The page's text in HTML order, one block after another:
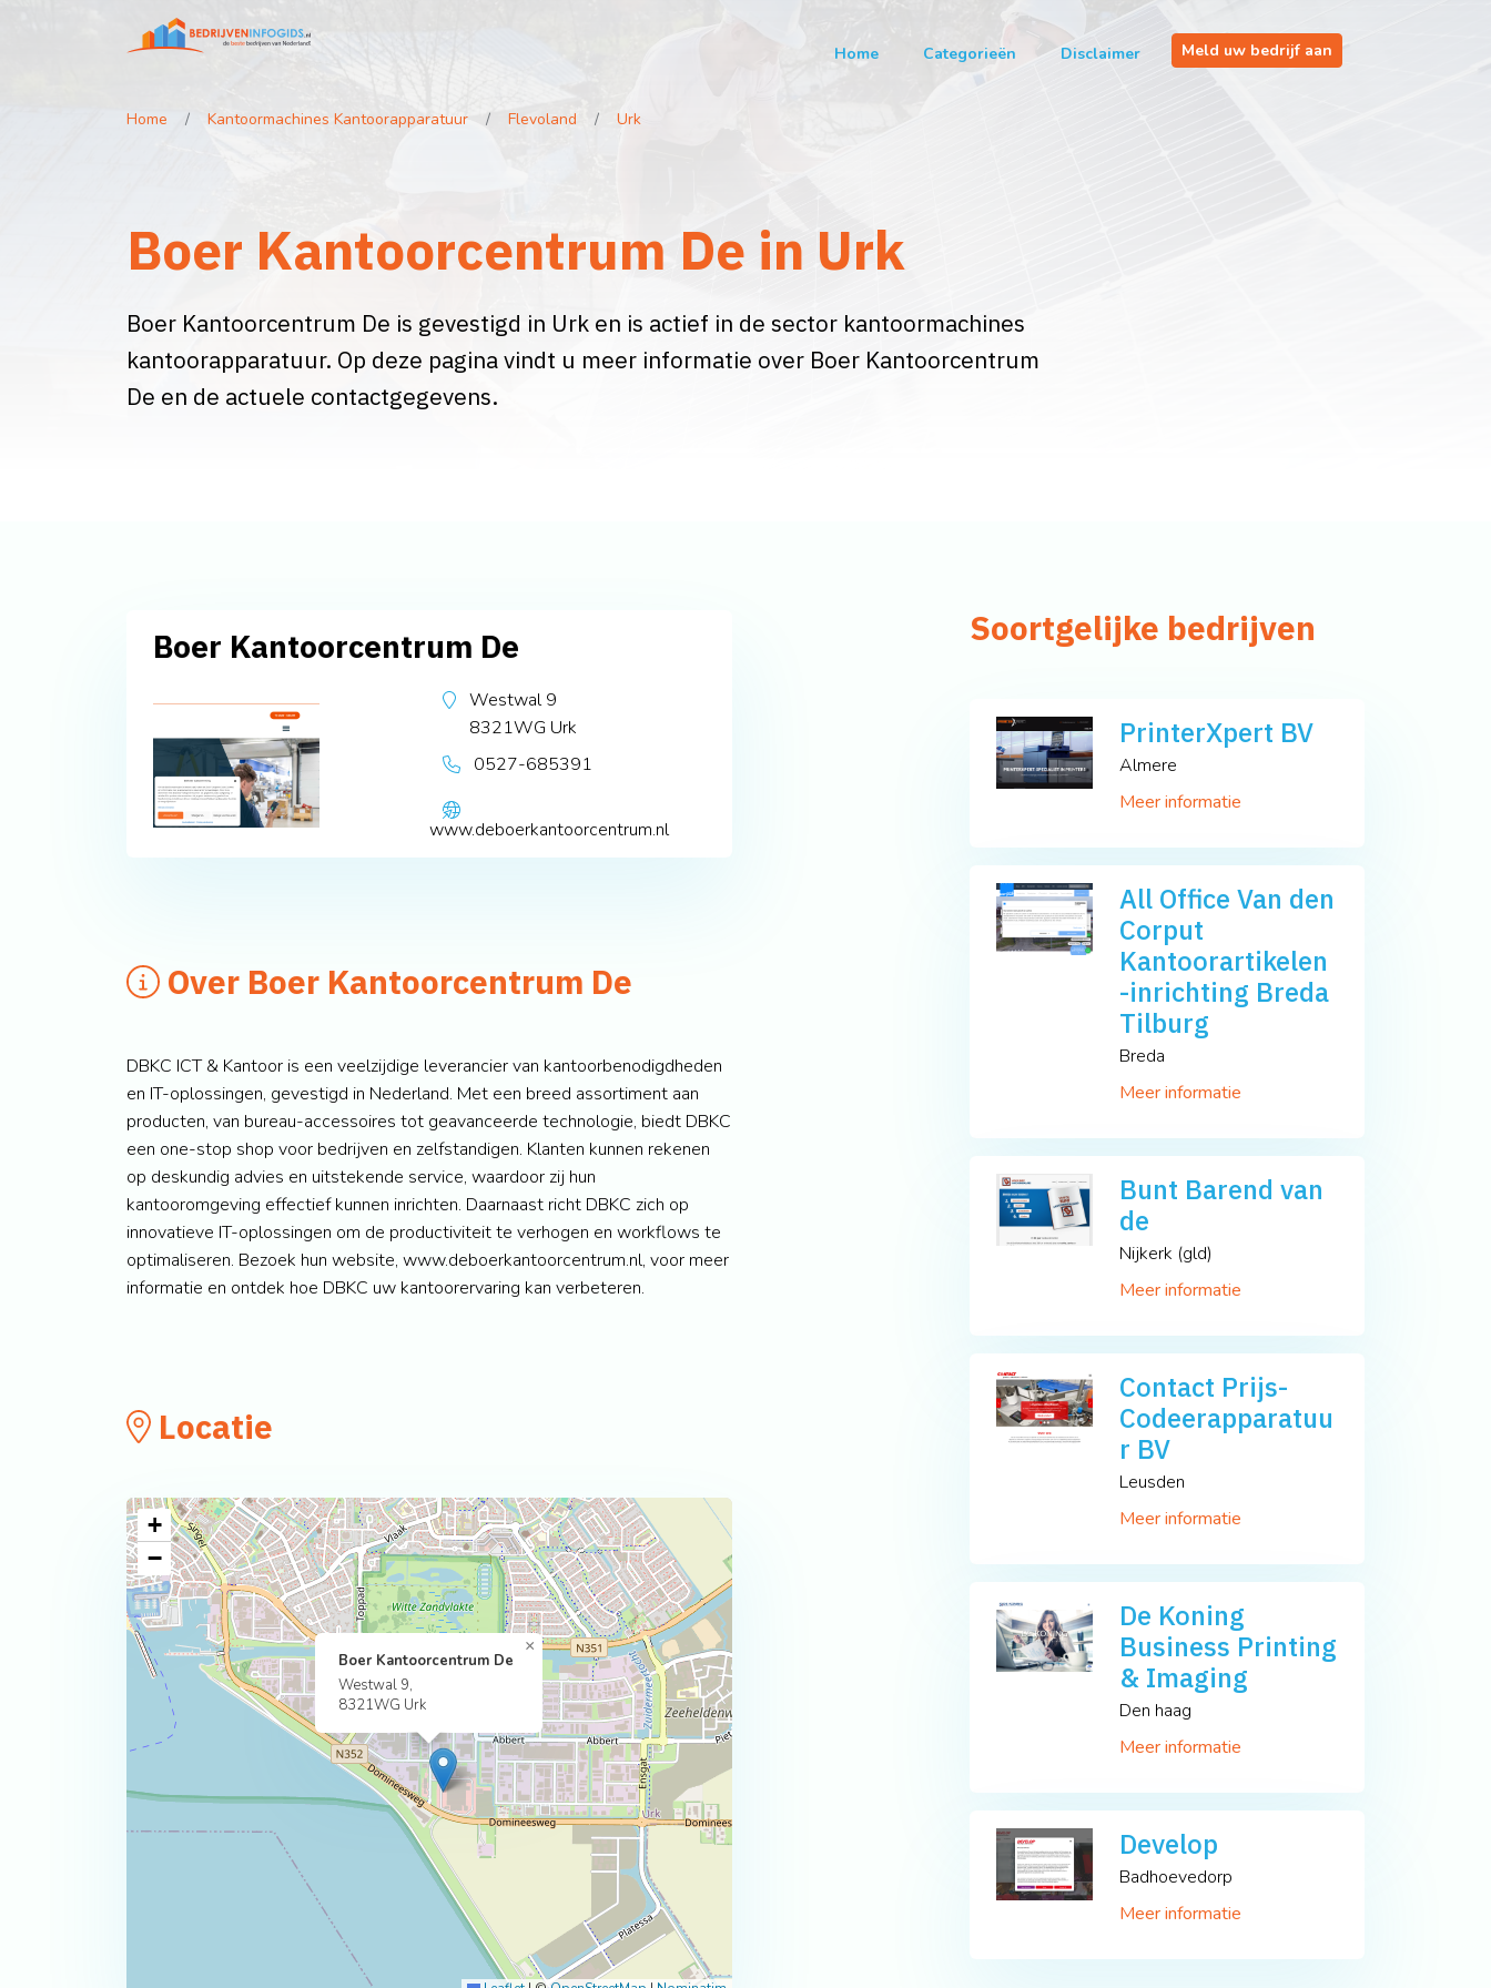
Home Categorieën Disclaimer Meld uw bedrijf aan
Home Kantoormachines Kantoorapparatuur Flevoland Urk
Boer Kantoorcentrum De in Urk
Boer Kantoorcentrum De is gevestigd in Urk en is actief in de sector kantoormachines
kantoorapparatuur. Op deze pagina vindt u meer informatie over Boer Kantoorcentrum
De en de actuele contactgegevens.
Boer Kantoorcentrum De
Westwal 9
8321WG Urk
0527-685391
www.deboerkantoorcentrum.nl
Over Boer Kantoorcentrum De
DBKC ICT & Kantoor is een veelzijdige leverancier van kantoorbenodigdheden
en IT-oplossingen, gevestigd in Nederland. Met een breed assortiment aan
producten, van bureau-accessoires tot geavanceerde technologie, biedt DBKC
een one-stop shop voor bedrijven en zelfstandigen. Klanten kunnen rekenen
op deskundig advies en uitstekende service, waardoor zij hun
kantooromgeving effectief kunnen inrichten. Daarnaast richt DBKC zich op
innovatieve IT-oplossingen om de productiviteit te verhogen en workflows te
optimaliseren. Bezoek hun website, www.deboerkantoorcentrum.nl, voor meer
informatie en ontdek hoe DBKC uw kantoorervaring kan verbeteren.
Locatie
Boer Kantoorcentrum De
Westwal 9,
8321WG Urk
×
+
−
Soortgelijke bedrijven
PrinterXpert BV
Almere
Meer informatie
All Office Van den
Corput
Kantoorartikelen
-inrichting Breda
Tilburg
Breda
Meer informatie
Bunt Barend van
de
Nijkerk (gld)
Meer informatie
Contact Prijs-
Codeerapparatuu
r BV
Leusden
Meer informatie
De Koning
Business Printing
& Imaging
Den haag
Meer informatie
Develop
Badhoevedorp
Meer informatie